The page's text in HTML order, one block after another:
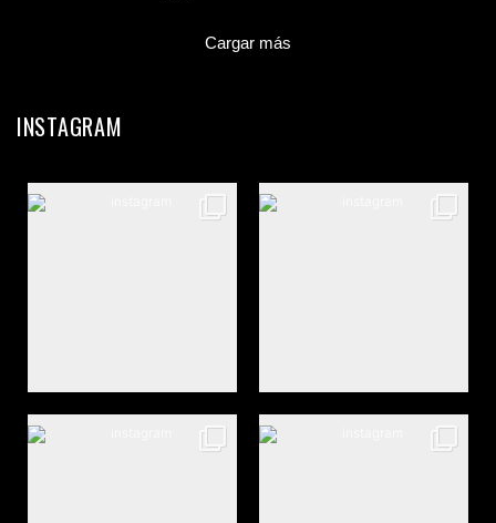
Cargar más
INSTAGRAM